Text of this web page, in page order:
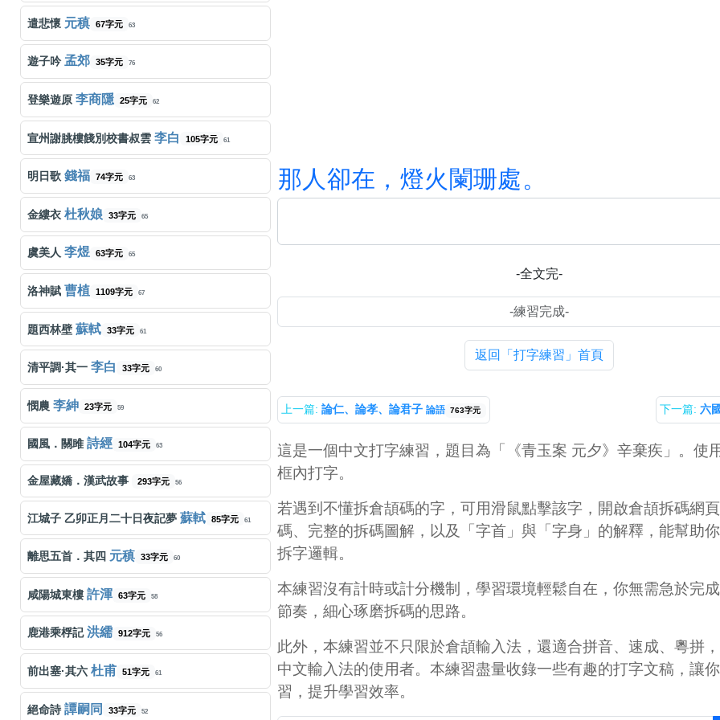
壯志驕陽張學友
真的愛妳Beyond
一生所愛 盧冠廷
風的季節 337字元 149
容易受傷的女人
喜歡妳 Beyond
抽張天賦 408字元
一人之境林家謙
小心碰頭 張天賦
叮噹兒童合唱團
好心分手盧巧音
男孩像你 薛凱琪
可惜我們沒有李幸倪
數到十 Lolly Talk 526字元 147
三生有幸 周殷廷 362字元 142
為何嚴重到這樣Dear Jane
哪裡只得我共你Dear Jane
16號愛人 容祖兒 606字元
誰明浪子心王傑 210字元
遣悲懷 元稹 67字元 63
遊子吟孟郊 35字元 76
登樂遊原 李商隱 25字元 62
宣州謝朓樓餞別校書叔雲 李白 105字元 61
明日歌 錢福 74字元 63
金縷衣 杜秋娘 33字元 65
虞美人 李煜 63字元 65
洛神賦 曹植 1109字元 67
題西林壁 蘇軾 33字元 61
清平調·其一 李白 33字元 60
憫農 李紳 23字元 59
國風．關雎詩經 104字元 63
金屋藏嬌．漢武故事 293字元 56
江城子 乙卯正月二十日夜記夢 蘇軾 85字元 61
離思五首．其四 元稹 33字元 60
咸陽城東樓許渾 63字元 58
鹿港乘桴記洪繻 912字元 56
前出塞·其六 杜甫 51字元 61
絕命詩譚嗣同 33字元 52
那 人 卻在 ， 燈火 闌珊處。
-全文完-
返回「打字練習」首頁
上一篇: 論仁、論孝、論君子 論語 763字元 下一篇: 六
這是一個中文打字練習，題目為「《青玉案 元夕》辛棄疾」。使
框內打字。
若遇到不懂拆倉頡碼的字，可用滑鼠點擊該字，開啟倉頡拆碼網
碼、完整的拆碼圖解，以及「字首」與「字身」的解釋，能幫助
拆字邏輯。
本練習沒有計時或計分機制，學習環境輕鬆自在，你無需急於完
節奏，細心琢磨拆碼的思路。
此外，本練習並不只限於倉頡輸入法，還適合拼音、速成、粵拼
中文輸入法的使用者。本練習盡量收錄一些有趣的打字文稿，讓
習，提升學習效率。